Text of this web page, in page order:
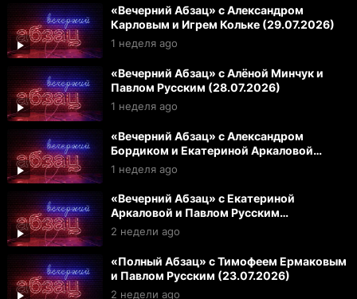
«Вечерний Абзац» с Александром
Карловым и Игрем Кольке (29.07.2026)
1 неделя ago
«Вечерний Абзац» с Алёной Минчук и
Павлом Русским (28.07.2026)
1 неделя ago
«Вечерний Абзац» с Александром
Бордиком и Екатериной Аркаловой
(27.07.2026)
1 неделя ago
«Вечерний Абзац» с Екатериной
Аркаловой и Павлом Русским
(24.07.2026)
2 недели ago
«Полный Абзац» с Тимофеем Ермаковым
и Павлом Русским (23.07.2026)
2 недели ago